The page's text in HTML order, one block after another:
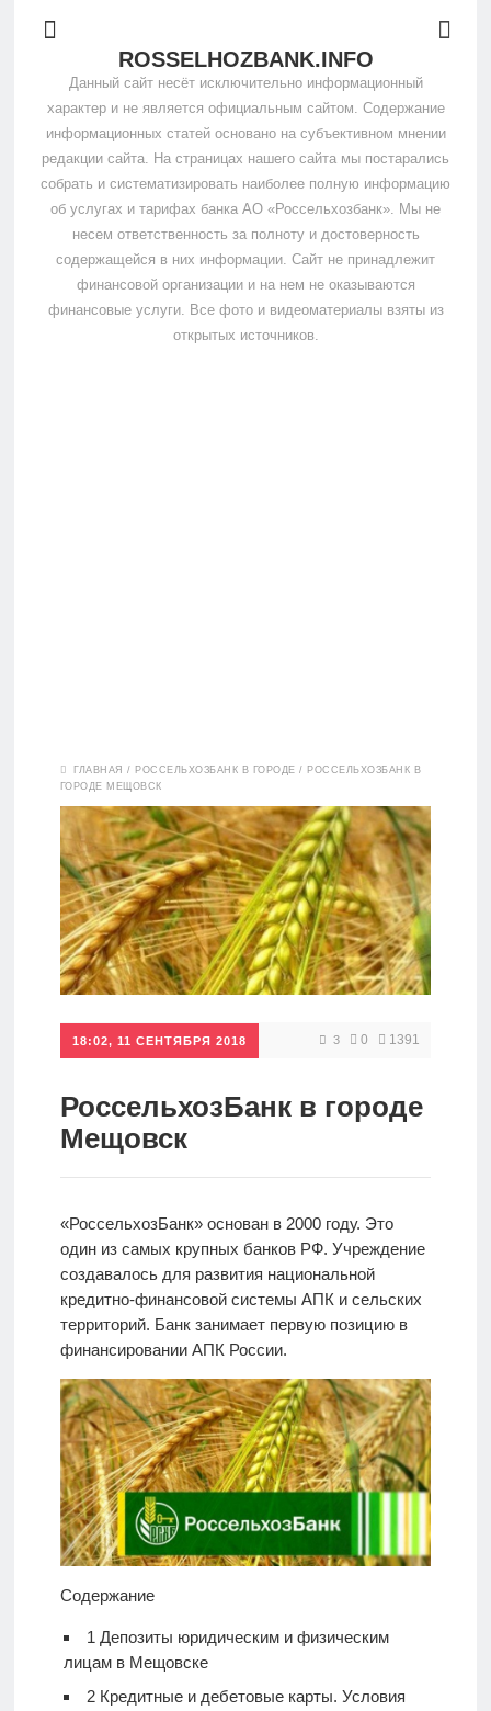
ROSSELHOZBANK.INFO
Данный сайт несёт исключительно информационный
характер и не является официальным сайтом. Содержание
информационных статей основано на субъективном мнении
редакции сайта. На страницах нашего сайта мы постарались
собрать и систематизировать наиболее полную информацию
об услугах и тарифах банка АО «Россельхозбанк». Мы не
несем ответственность за полноту и достоверность
содержащейся в них информации. Сайт не принадлежит
финансовой организации и на нем не оказываются
финансовые услуги. Все фото и видеоматериалы взяты из
открытых источников.
Дебетовые
карты
Кредитные
карты
Кредиты
Ипотеки
ГЛАВНАЯ / РОССЕЛЬХОЗБАНК В ГОРОДЕ / РОССЕЛЬХОЗБАНК В
ГОРОДЕ МЕЩОВСК
18:02, 11 СЕНТЯБРЯ 2018 3 0 1391
РоссельхозБанк в городе
Мещовск
«РоссельхозБанк» основан в 2000 году. Это
один из самых крупных банков РФ. Учреждение
создавалось для развития национальной
кредитно-финансовой системы АПК и сельских
территорий. Банк занимает первую позицию в
финансировании АПК России.
Содержание
1Депозиты юридическим и физическим
лицам в Мещовске
2Кредитные и дебетовые карты. Условия